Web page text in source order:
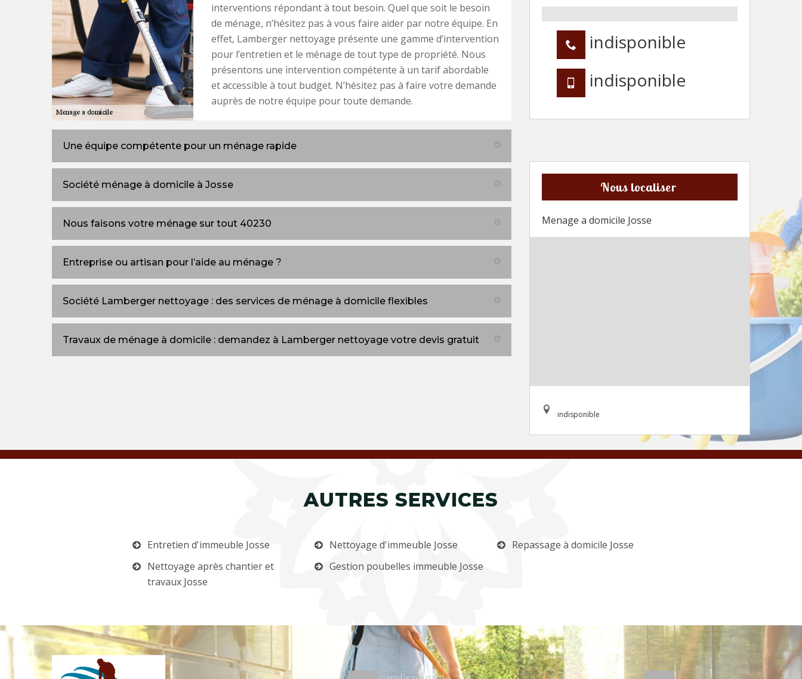
interventions répondant à tout besoin. Quel que soit le besoin
de ménage, n’hésitez pas à vous faire aider par notre équipe. En
effet, Lamberger nettoyage présente une gamme d’intervention
pour l’entretien et le ménage de tout type de propriété. Nous
présentons une intervention compétente à un tarif abordable
et accessible à tout budget. N’hésitez pas à faire votre demande
auprès de notre équipe pour toute demande.
Une équipe compétente pour un ménage rapide
Société ménage à domicile à Josse
Nous faisons votre ménage sur tout 40230
Entreprise ou artisan pour l’aide au ménage ?
Société Lamberger nettoyage : des services de ménage à domicile flexibles
Travaux de ménage à domicile : demandez à Lamberger nettoyage votre devis gratuit
indisponible
indisponible
Nous localiser
Menage a domicile Josse
indisponible
AUTRES SERVICES
Entretien d'immeuble Josse
Nettoyage après chantier et
travaux Josse
Nettoyage d'immeuble Josse
Gestion poubelles immeuble Josse
Repassage à domicile Josse